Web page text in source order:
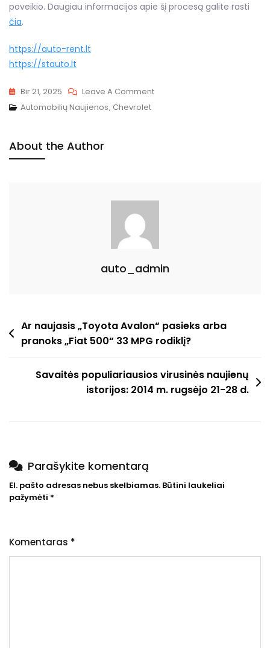
poveikio. Daugiau informacijos apie šį procesą galite rasti
čia.
https://auto-rent.lt
https://stauto.lt
Bir 21, 2025 Leave A CommentOn
Soul
Buvo
Labai
Automobilių Naujienos, Chevrolet
About the Author
auto_admin
Navigacija
tarp
Ar naujasis „Toyota Avalon“ pasieks arba
pranoks „Fiat 500“ 33 MPG rodiklį?
Savaitės populiariausios virusinės naujienų
istorijos: 2014 m. rugsėjo 21-28 d.
Parašykite komentarą
El. pašto adresas nebus skelbiamas. Būtini laukeliai
pažymėti *
Komentaras *